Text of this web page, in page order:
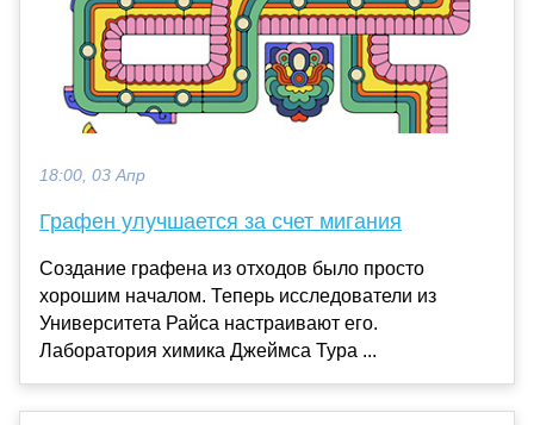
18:00, 03 Апр
Графен улучшается за счет мигания
Создание графена из отходов было просто
хорошим началом. Теперь исследователи из
Университета Райса настраивают его.
Лаборатория химика Джеймса Тура ...